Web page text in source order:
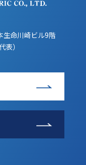
生命川崎ビル9階
）